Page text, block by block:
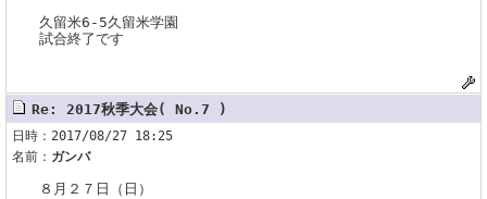
久留米6-5久留米学園
試合終了です
Re: 2017秋季大会( No.7 )
日時：2017/08/27 18:25
名前： ガンバ
８月２７日（日）